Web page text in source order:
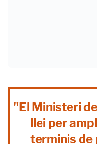
"El Ministeri
llei per
terminis de